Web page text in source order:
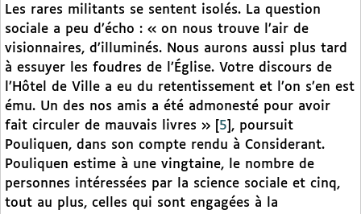
Les rares militants se sentent isolés. La question
sociale a peu d’écho : « on nous trouve l’air de
visionnaires, d’illuminés. Nous aurons aussi plus tard
à essuyer les foudres de l’Église. Votre discours de
l’Hôtel de Ville a eu du retentissement et l’on s’en est
ému. Un des nos amis a été admonesté pour avoir
fait circuler de mauvais livres »
5 , poursuit
Pouliquen, dans son compte rendu à Considerant.
Pouliquen estime à une vingtaine, le nombre de
personnes intéressées par la science sociale et cinq,
tout au plus, celles qui sont engagées à la